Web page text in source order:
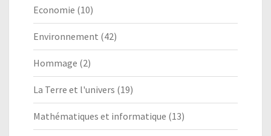
Economie (10)
Environnement (42)
Hommage (2)
La Terre et l'univers (19)
Mathématiques et informatique (13)